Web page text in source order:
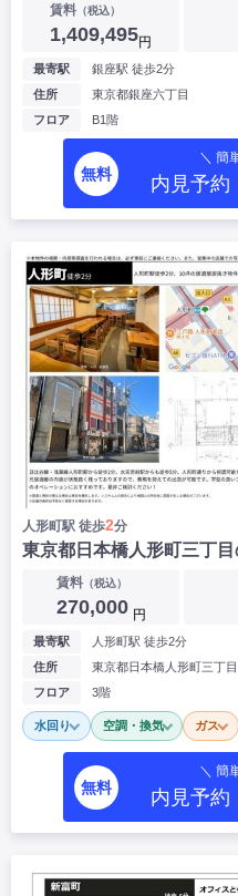
賃料 （税込）
1,409,495円
最寄駅
銀座駅 徒歩2分
住所
東京都銀座六丁目
フロア
B1階
無料
＼ 簡
内見予約
人形町駅 徒歩2分
東京都日本橋人形町三丁
賃料（税込）
270,000 円
最寄駅
人形町駅 徒歩2分
住所
東京都日本橋人形町三丁目
フロア
3階
水回り 空調・換気 ガス
無料
＼ 簡
内見予約